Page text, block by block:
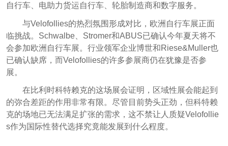
自行车、电助力货运自行车、轮胎制造商和数字服务。
与Velofollies的热烈氛围形成对比，欧洲自行车展正面
临挑战。Schwalbe、Stromer和ABUS已确认今年夏天将不
会参加欧洲自行车展。行业领军企业博世和Riese&Muller也
已确认缺席，而Velofollies的许多参展商仍在犹豫是否参
展。
在比利时科特赖克的这场展会证明，区域性展会能起到
的弥合差距的作用非常有限。尽管目前势头正劲，但科特赖
克的场地已无法满足扩张的需求，这不禁让人质疑Velofollie
s作为国际性替代选择究竟能发展到什么程度。